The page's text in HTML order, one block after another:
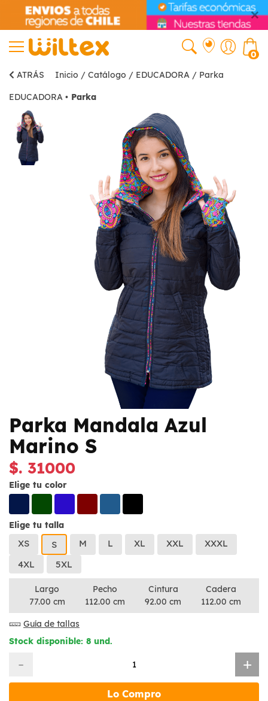
0
ATRÁS
Inicio / Catálogo / EDUCADORA / Parka
EDUCADORA • Parka
Parka Mandala Azul
Marino S
$. 31000
Elige tu color
Elige tu talla
XS S M L XL XXL
XXXL
4XL
5XL
Largo
77.00 cm
Pecho
112.00 cm
Cintura
92.00 cm
Cadera
112.00 cm
Guía de tallas
Stock disponible: 8 und.
+
-
Lo Compro